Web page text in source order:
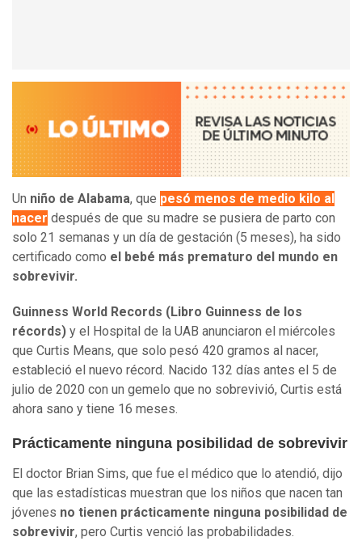
Un niño de Alabama, que pesó menos de medio kilo al
nacer después de que su madre se pusiera de parto con
solo 21 semanas y un día de gestación (5 meses), ha sido
certificado como el bebé más prematuro del mundo en
sobrevivir.
Guinness World Records (Libro Guinness de los
récords) y el Hospital de la UAB anunciaron el miércoles
que Curtis Means, que solo pesó 420 gramos al nacer,
estableció el nuevo récord. Nacido 132 días antes el 5 de
julio de 2020 con un gemelo que no sobrevivió, Curtis está
ahora sano y tiene 16 meses.
Prácticamente ninguna posibilidad de sobrevivir
El doctor Brian Sims, que fue el médico que lo atendió, dijo
que las estadísticas muestran que los niños que nacen tan
jóvenes no tienen prácticamente ninguna posibilidad de
sobrevivir, pero Curtis venció las probabilidades.